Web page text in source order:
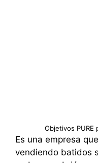
Objetivos PURE
Es una empresa
vendiendo batidos